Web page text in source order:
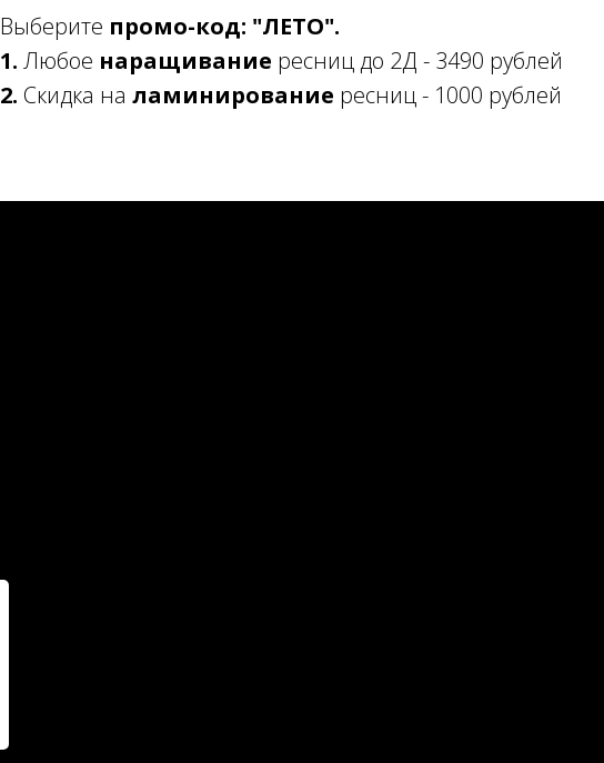
Выберите промо-код: "ЛЕТО".
1. Любое наращивание ресниц до 2Д - 3490 рублей
2. Скидка на ламинирование ресниц - 1000 рублей